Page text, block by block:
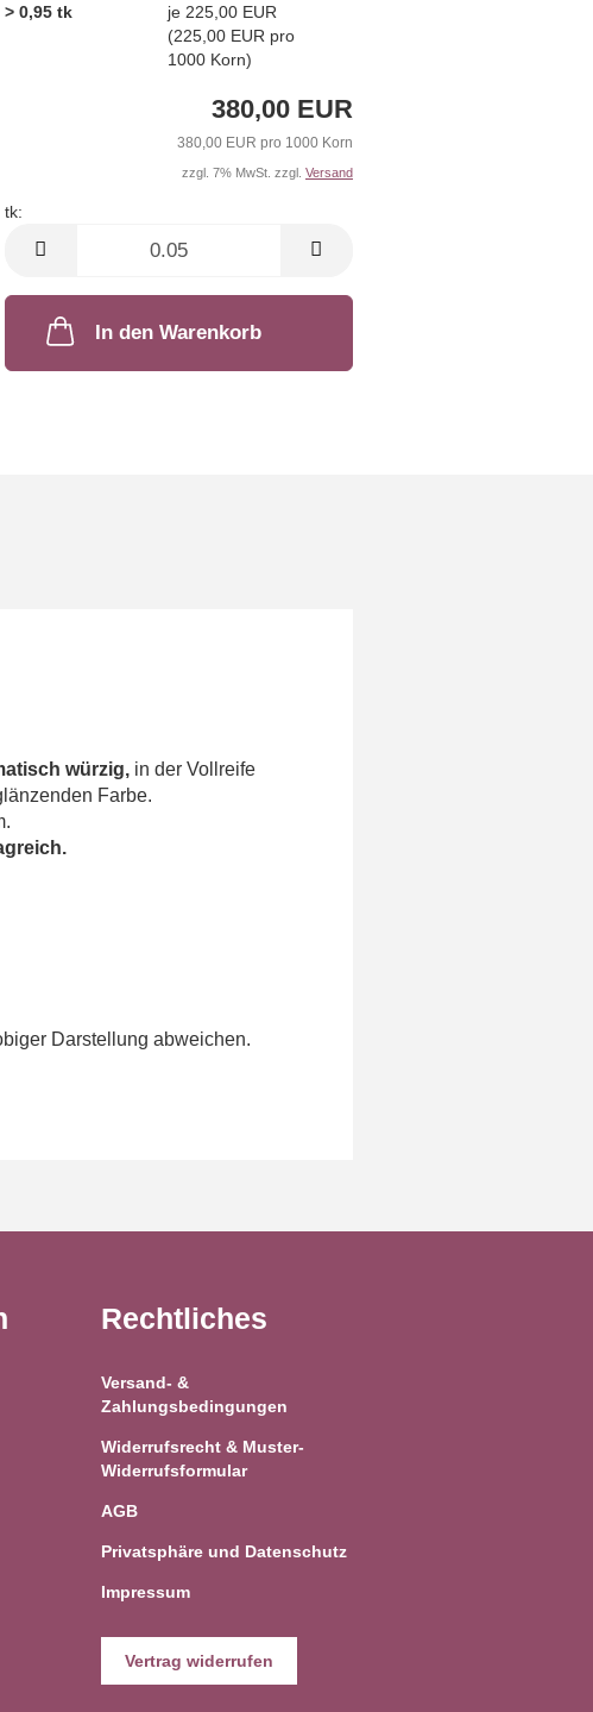
> 0,95 tk
je 225,00 EUR
(225,00 EUR pro
1000 Korn)
380,00 EUR
380,00 EUR pro 1000 Korn
zzgl. 7% MwSt. zzgl. Versand
tk:
In den Warenkorb
würzig, in der Vollreife
Farbe.
Darstellung abweichen.
Rechtliches
Versand- &
Zahlungsbedingungen
Widerrufsrecht & Muster-
Widerrufsformular
AGB
Privatsphäre und Datenschutz
Impressum
Vertrag widerrufen